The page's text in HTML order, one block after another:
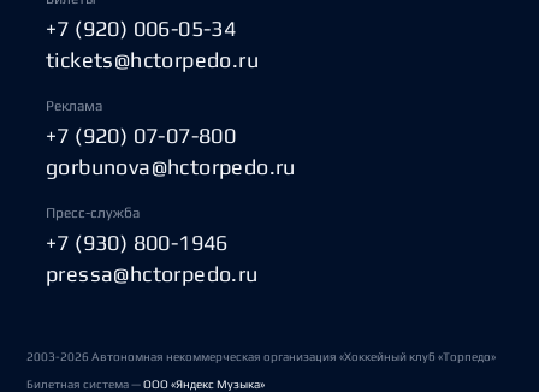
+7 (920) 006-05-34
tickets@hctorpedo.ru
Реклама
+7 (920) 07-07-800
gorbunova@hctorpedo.ru
Пресс-служба
+7 (930) 800-1946
pressa@hctorpedo.ru
2003-2026 Автономная некоммерческая организация «Хоккейный клуб «Торпедо»
Билетная система —ООО «Яндекс Музыка»